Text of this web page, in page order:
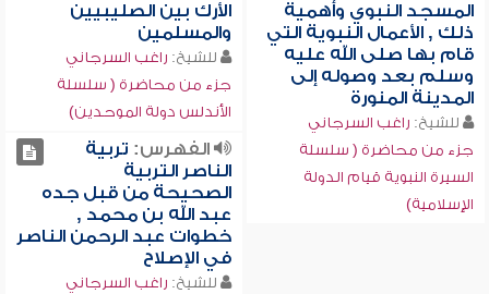
المسجد النبوي وأهمية
ذلك , الأعمال النبوية التي
قام بها صلى الله عليه
وسلم بعد وصوله إلى
المدينة المنورة
للشيخ: راغب السرجاني
جزء من محاضرة ( سلسلة
السيرة النبوية قيام الدولة
الإسلامية)
الأرك بين الصليبيين
والمسلمين
للشيخ: راغب السرجاني
جزء من محاضرة ( سلسلة
الأندلس دولة الموحدين)
الفهرس: تربية
الناصر التربية
الصحيحة من قبل جده
عبد الله بن محمد ,
خطوات عبد الرحمن الناصر
في الإصلاح
للشيخ: راغب السرجاني